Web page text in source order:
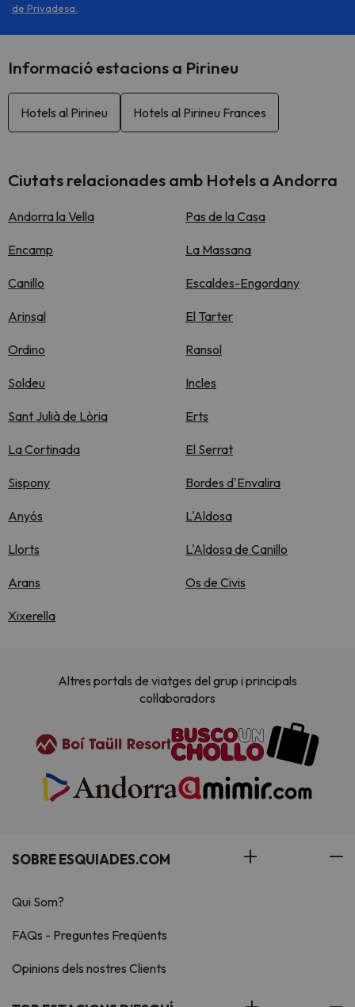
de Privadesa
Informació estacions a Pirineu
Hotels al Pirineu Hotels al Pirineu Frances
Ciutats relacionades amb Hotels a Andorra
Andorra la Vella Pas de la Casa
Encamp La Massana
Canillo Escaldes-Engordany
Arinsal El Tarter
Ordino Ransol
Soldeu Incles
Sant Julià de Lòria Erts
La Cortinada El Serrat
Sispony Bordes d'Envalira
Anyós L'Aldosa
Llorts L'Aldosa de Canillo
Arans Os de Civis
Xixerella
Altres portals de viatges del grup i principals
col·laboradors
SOBRE ESQUIADES.COM
Qui Som?
FAQs - Preguntes Freqüents
Opinions dels nostres Clients